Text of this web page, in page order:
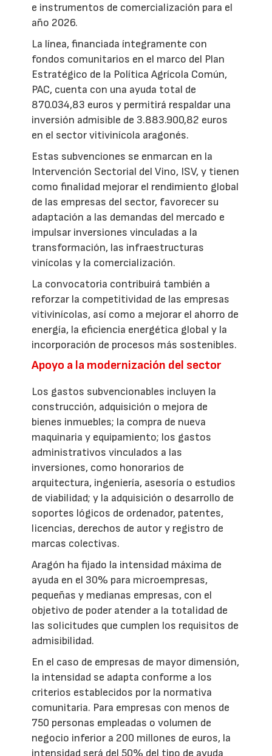
e instrumentos de comercialización para el
año 2026.
La línea, financiada íntegramente con
fondos comunitarios en el marco del Plan
Estratégico de la Política Agrícola Común,
PAC, cuenta con una ayuda total de
870.034,83 euros y permitirá respaldar una
inversión admisible de 3.883.900,82 euros
en el sector vitivinícola aragonés.
Estas subvenciones se enmarcan en la
Intervención Sectorial del Vino, ISV, y tienen
como finalidad mejorar el rendimiento global
de las empresas del sector, favorecer su
adaptación a las demandas del mercado e
impulsar inversiones vinculadas a la
transformación, las infraestructuras
vinícolas y la comercialización.
La convocatoria contribuirá también a
reforzar la competitividad de las empresas
vitivinícolas, así como a mejorar el ahorro de
energía, la eficiencia energética global y la
incorporación de procesos más sostenibles.
Apoyo a la modernización del sector
Los gastos subvencionables incluyen la
construcción, adquisición o mejora de
bienes inmuebles; la compra de nueva
maquinaria y equipamiento; los gastos
administrativos vinculados a las
inversiones, como honorarios de
arquitectura, ingeniería, asesoría o estudios
de viabilidad; y la adquisición o desarrollo de
soportes lógicos de ordenador, patentes,
licencias, derechos de autor y registro de
marcas colectivas.
Aragón ha fijado la intensidad máxima de
ayuda en el 30% para microempresas,
pequeñas y medianas empresas, con el
objetivo de poder atender a la totalidad de
las solicitudes que cumplen los requisitos de
admisibilidad.
En el caso de empresas de mayor dimensión,
la intensidad se adapta conforme a los
criterios establecidos por la normativa
comunitaria. Para empresas con menos de
750 personas empleadas o volumen de
negocio inferior a 200 millones de euros, la
intensidad será del 50% del tipo de ayuda